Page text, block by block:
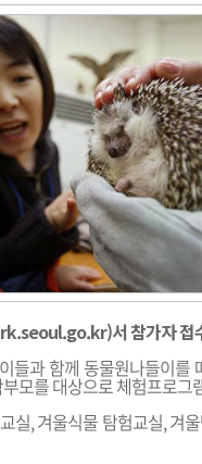
R
복
사
유
기
크
게
경
하
기
작
게
변
경
하
기
)서 참가자 접
들과 함께 동물원나들이를
모를 대상으로 체험프로그
실, 겨울식물 탐험교실, 겨